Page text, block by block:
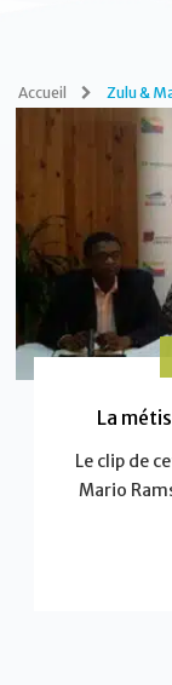
Accueil Zulu &
La
Le clip de
Mario